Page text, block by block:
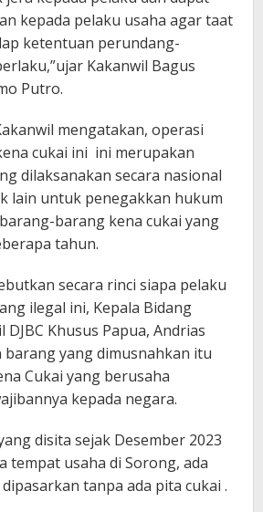
kepada pelaku usaha agar taat
ketentuan perundang-
Kakanwil Bagus
Putro.
mengatakan, operasi
cukai ini ini merupakan
dilaksanakan secara nasional
lain untuk penegakkan hukum
barang kena cukai yang
tahun.
secara rinci siapa pelaku
ilegal ini, Kepala Bidang
DJBC Khusus Papua, Andrias
barang yang dimusnahkan itu
Cukai yang berusaha
kepada negara.
disita sejak Desember 2023
tempat usaha di Sorong, ada
tanpa ada pita cukai .